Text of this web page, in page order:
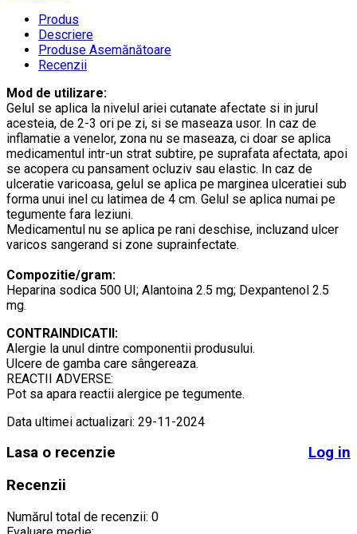
Produs
Descriere
Produse Asemănătoare
Recenzii
Mod de utilizare:
Gelul se aplica la nivelul ariei cutanate afectate si in jurul
acesteia, de 2-3 ori pe zi, si se maseaza usor. In caz de
inflamatie a venelor, zona nu se maseaza, ci doar se aplica
medicamentul intr-un strat subtire, pe suprafata afectata, apoi
se acopera cu pansament ocluziv sau elastic. In caz de
ulceratie varicoasa, gelul se aplica pe marginea ulceratiei sub
forma unui inel cu latimea de 4 cm. Gelul se aplica numai pe
tegumente fara leziuni.
Medicamentul nu se aplica pe rani deschise, incluzand ulcer
varicos sangerand si zone suprainfectate.
Compozitie/gram:
Heparina sodica 500 UI; Alantoina 2.5 mg; Dexpantenol 2.5
mg.
CONTRAINDICATII:
Alergie la unul dintre componentii produsului.
Ulcere de gamba care sângereaza.
REACTII ADVERSE:
Pot sa apara reactii alergice pe tegumente.
Data ultimei actualizari: 29-11-2024
Lasa o recenzie
Log in
Recenzii
Numărul total de recenzii: 0